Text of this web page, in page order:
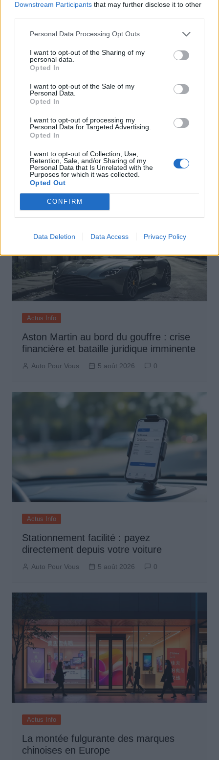
Downstream Participants that may further disclose it to other
Personal Data Processing Opt Outs
I want to opt-out of the Sharing of my
personal data.
Opted In
I want to opt-out of the Sale of my
Personal Data.
Opted In
I want to opt-out of processing my
Personal Data for Targeted Advertising.
Opted In
I want to opt-out of Collection, Use,
Retention, Sale, and/or Sharing of my
Personal Data that Is Unrelated with the
Purposes for which it was collected.
Opted Out
CONFIRM
Data Deletion Data Access Privacy Policy
Actus Info
Pourquoi le bouton start/stop disparaît
Auto Pour Vous 5 août 2026
Actus Info
Aston Martin au bord du gouffre : crise
financière et bataille juridique imminente
Auto Pour Vous 5 août 2026 0
Actus Info
Stationnement facilité : payez
directement depuis votre voiture
Auto Pour Vous 5 août 2026 0
Actus Info
La montée fulgurante des marques
chinoises en Europe